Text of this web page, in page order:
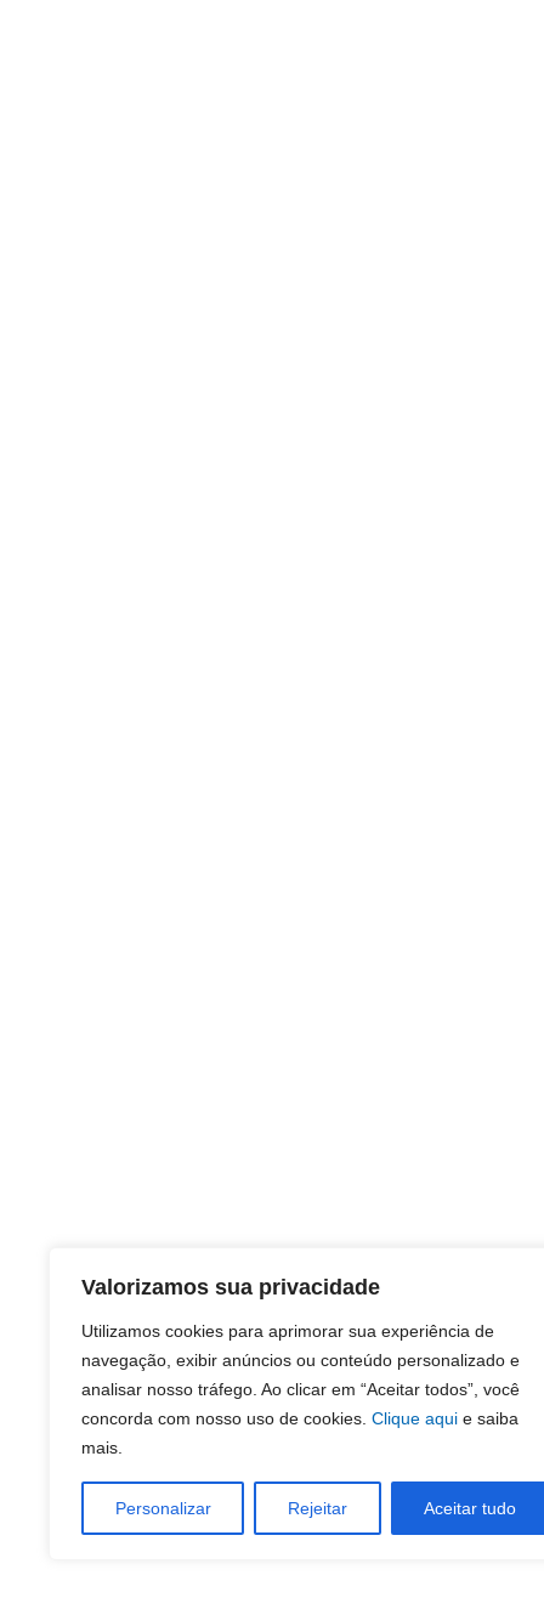
Valorizamos sua privacidade
Utilizamos cookies para aprimorar sua experiência de
navegação, exibir anúncios ou conteúdo personalizado e
analisar nosso tráfego. Ao clicar em “Aceitar todos”, você
concorda com nosso uso de cookies. Clique aqui e saiba
mais.
Personalizar Rejeitar Aceitar tudo